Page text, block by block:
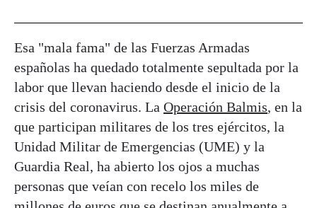
Esa "mala fama" de las Fuerzas Armadas
españolas ha quedado totalmente sepultada por la
labor que llevan haciendo desde el inicio de la
crisis del coronavirus. La Operación Balmis, en la
que participan militares de los tres ejércitos, la
Unidad Militar de Emergencias (UME) y la
Guardia Real, ha abierto los ojos a muchas
personas que veían con recelo los miles de